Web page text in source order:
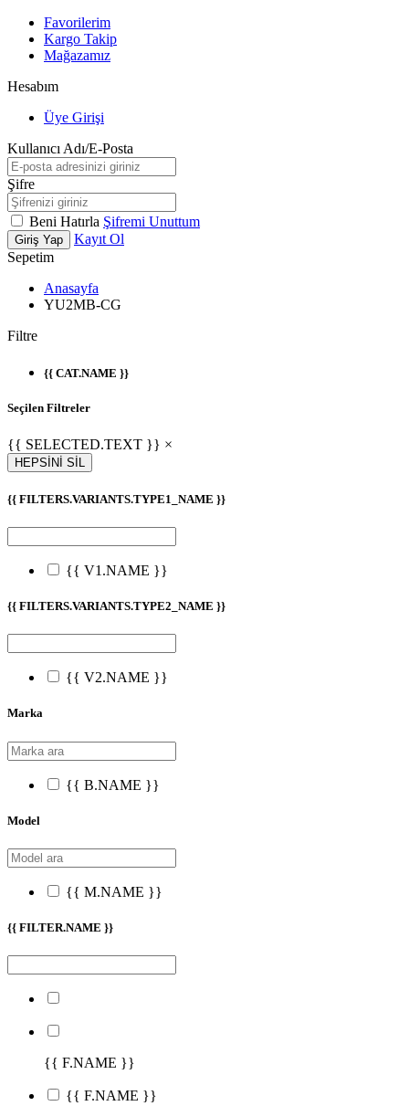
Favorilerim
Kargo Takip
Mağazamız
Hesabım
Üye Girişi
Kullanıcı Adı/E-Posta
Şifre
Beni Hatırla Şifremi Unuttum
Giriş Yap
Kayıt Ol
Sepetim
Anasayfa
YU2MB-CG
Filtre
{{ CAT.NAME }}
Seçilen Filtreler
{{ SELECTED.TEXT }} ×
HEPSİNİ SİL
{{ FILTERS.VARIANTS.TYPE1_NAME }}
{{ V1.NAME }}
{{ FILTERS.VARIANTS.TYPE2_NAME }}
{{ V2.NAME }}
Marka
{{ B.NAME }}
Model
{{ M.NAME }}
{{ FILTER.NAME }}
{{ F.NAME }}
{{ F.NAME }}